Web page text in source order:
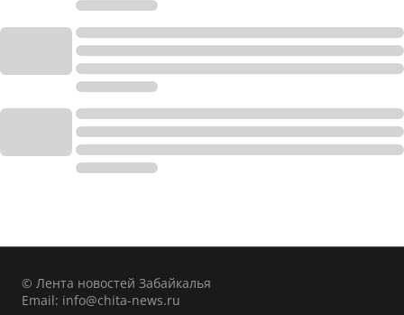
© Лента новостей Забайкалья
Email: info@chita-news.ru